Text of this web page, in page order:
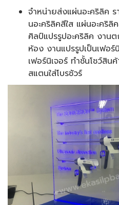
จำหน่ายส่งแผ่นอะคริลิค
นอะคริลิคสีใส แผ่นอะคริ
ศิลป์แปรรูปอะคริลิค งาน
ห้อง งานแปรรูปเป็นเฟอ
เฟอร์นิเจอร์ ทำชั้นโชว์สิ
สแตนใส่โบรชัวร์